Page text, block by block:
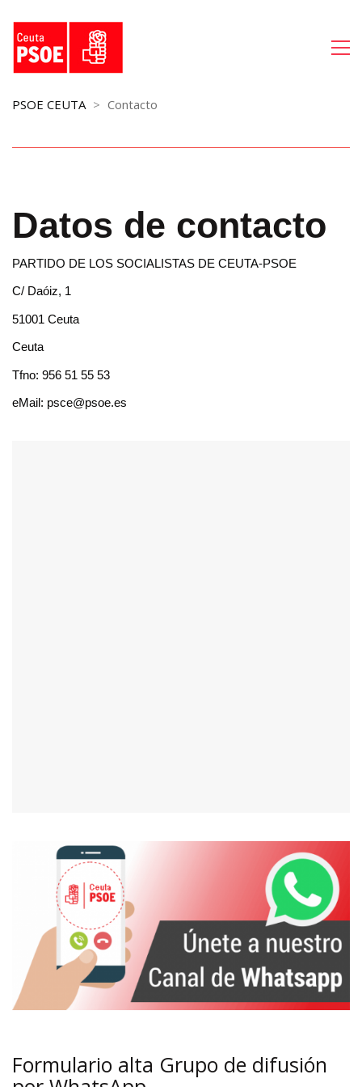
PSOE CEUTA > Contacto
Datos de contacto
PARTIDO DE LOS SOCIALISTAS DE CEUTA-PSOE
C/ Daóiz, 1
51001 Ceuta
Ceuta
Tfno: 956 51 55 53
eMail: psce@psoe.es
Formulario alta Grupo de difusión